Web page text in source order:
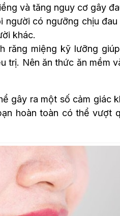
và tăng nguy cơ gây
người có ngưỡng chịu
khác.
răng miệng kỹ lưỡng
trị. Nên ăn thức ăn mềm
gây ra một số cảm giác
hoàn toàn có thể vượt